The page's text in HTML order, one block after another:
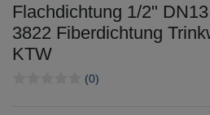
Flachdichtung 1/2"
3822 Fiberdichtung
KTW
(0)